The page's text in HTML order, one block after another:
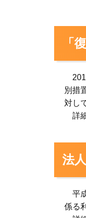
「
別措
対し
詳
法
平
係る